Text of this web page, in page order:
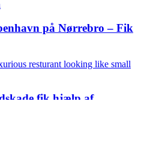
på Nørrebro – Fik
fik hjælp af